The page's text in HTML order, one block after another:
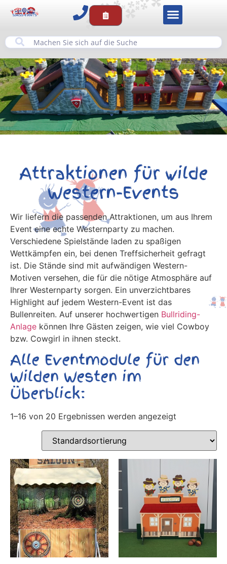
Attraktionen für wilde
Western-Events
Wir liefern die passenden Attraktionen, um aus Ihrem
Event eine echte Westernparty zu machen.
Verschiedene Spielstände laden zu spaßigen
Wettkämpfen ein, bei denen Treffsicherheit gefragt
ist. Die Stände sind mit aufwändigen Western-
Motiven versehen, die für die nötige Atmosphäre auf
Ihrer Westernparty sorgen. Ein unverzichtbares
Highlight auf jedem Western-Event ist das
Bullenreiten. Auf unserer hochwertigen Bullriding-
Anlage können Ihre Gästen zeigen, wie viel Cowboy
bzw. Cowgirl in ihnen steckt.
Alle Eventmodule für den
Wilden Westen im
Überblick:
1–16 von 20 Ergebnissen werden angezeigt